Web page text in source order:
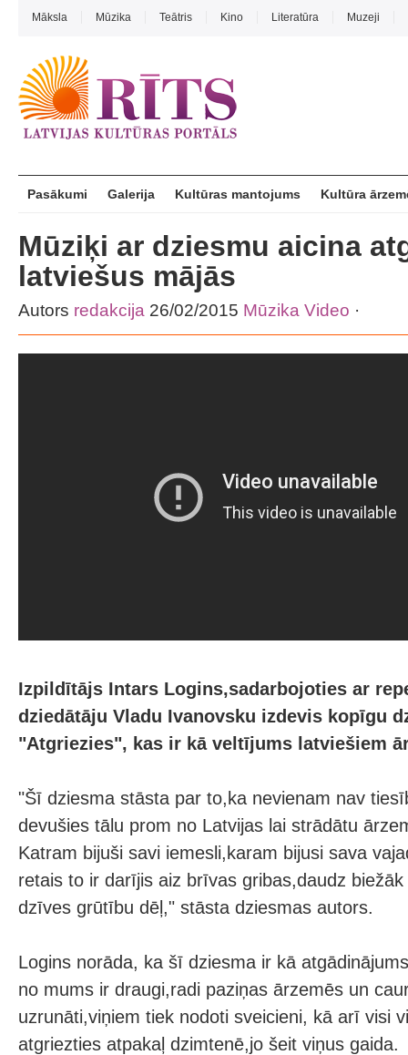
Māksla Mūzika Teātris Kino Literatūra Muzeji
Pasākumi Galerija Kultūras mantojums Kultūra
Mūziķi ar dziesmu aicina
latviešus mājās
Autors redakcija 26/02/2015 Mūzika Video ·
Izpildītājs Intars Logins,sadarbojoties ar
dziedātāju Vladu Ivanovsku izdevis kopīgu
"Atgriezies", kas ir kā veltījums latviešiem
"Šī dziesma stāsta par to,ka nevienam nav
devušies tālu prom no Latvijas lai strādātu
Katram bijuši savi iemesli,karam bijusi sava
retais to ir darījis aiz brīvas gribas,daudz
dzīves grūtību dēļ," stāsta dziesmas autors.
Logins norāda, ka šī dziesma ir kā
no mums ir draugi,radi paziņas ārzemēs un
uzrunāti,viņiem tiek nodoti sveicieni, kā arī visi
atgriezties atpakaļ dzimtenē,jo šeit viņus gaida.